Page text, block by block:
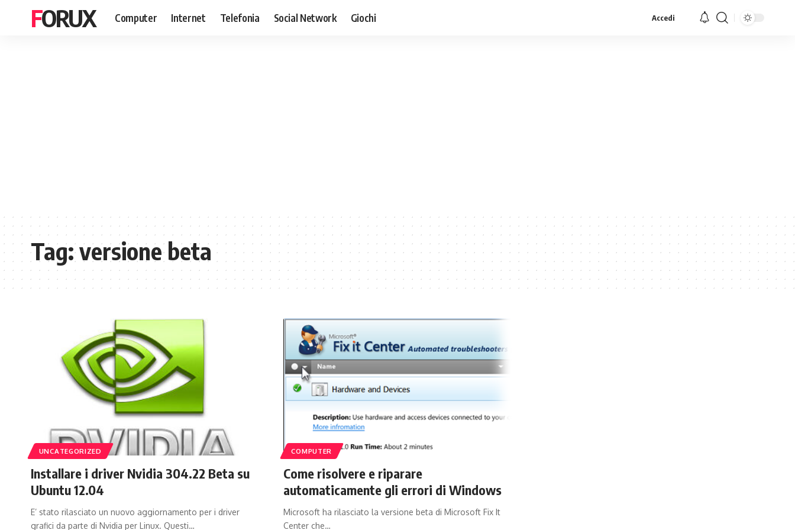
FORUX Computer Internet Telefonia Social Network Giochi Accedi
Tag:versione beta
UNCATEGORIZED
Installare i driver Nvidia 304.22 Beta su
Ubuntu 12.04
E’ stato rilasciato un nuovo aggiornamento per i driver
grafici da parte di Nvidia per Linux. Questi…
COMPUTER
Come risolvere e riparare
automaticamente gli errori di Windows
Microsoft ha rilasciato la versione beta di Microsoft Fix It
Center che…